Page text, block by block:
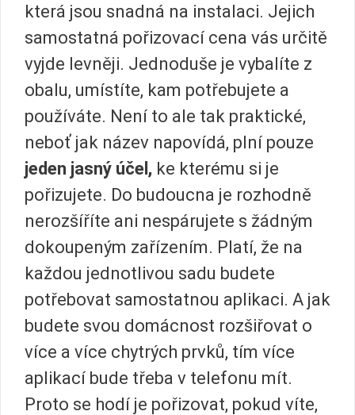
která jsou snadná na instalaci. Jejich
samostatná pořizovací cena vás určitě
vyjde levněji. Jednoduše je vybalíte z
obalu, umístíte, kam potřebujete a
používáte. Není to ale tak praktické,
neboť jak název napovídá, plní pouze
jeden jasný účel, ke kterému si je
pořizujete. Do budoucna je rozhodně
nerozšíříte ani nespárujete s žádným
dokoupeným zařízením. Platí, že na
každou jednotlivou sadu budete
potřebovat samostatnou aplikaci. A jak
budete svou domácnost rozšiřovat o
více a více chytrých prvků, tím více
aplikací bude třeba v telefonu mít.
Proto se hodí je pořizovat, pokud víte,